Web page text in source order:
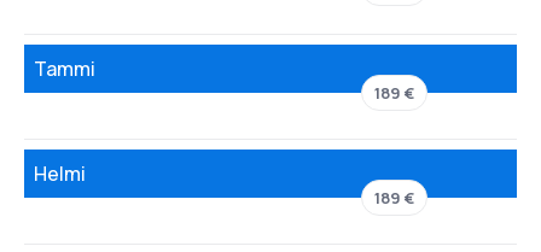
Tammi
189 €
Helmi
189 €